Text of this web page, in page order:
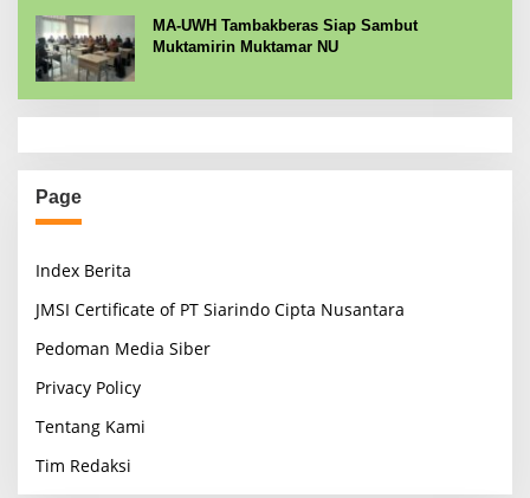
MA-UWH Tambakberas Siap Sambut
Muktamirin Muktamar NU
Page
Index Berita
JMSI Certificate of PT Siarindo Cipta Nusantara
Pedoman Media Siber
Privacy Policy
Tentang Kami
Tim Redaksi